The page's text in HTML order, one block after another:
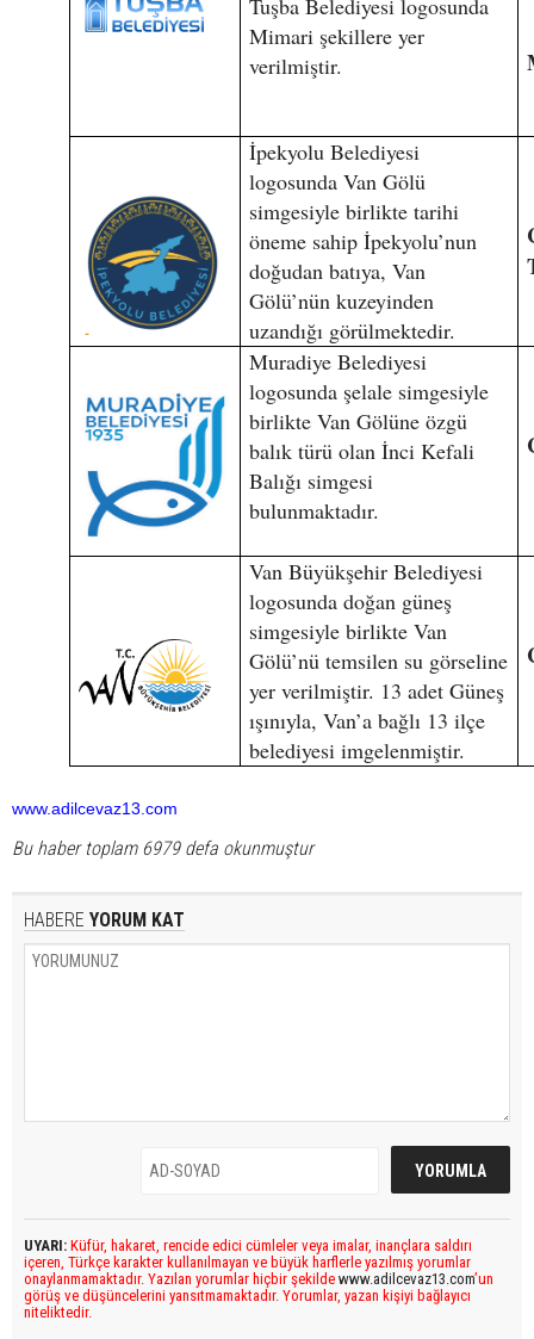
Tuşba Belediyesi logosunda
Mimari şekillere yer
verilmiştir.
İpekyolu Belediyesi
logosunda Van Gölü
simgesiyle birlikte tarihi
öneme sahip İpekyolu’nun
doğudan batıya, Van
Gölü’nün kuzeyinden
uzandığı görülmektedir.
Muradiye Belediyesi
logosunda şelale simgesiyle
birlikte Van Gölüne özgü
balık türü olan İnci Kefali
Balığı simgesi
bulunmaktadır.
Van Büyükşehir Belediyesi
logosunda doğan güneş
simgesiyle birlikte Van
Gölü’nü temsilen su görseline
yer verilmiştir. 13 adet Güneş
ışınıyla, Van’a bağlı 13 ilçe
belediyesi imgelenmiştir.
www.adilcevaz13.com
Bu haber toplam 6979 defa okunmuştur
HABERE YORUM KAT
UYARI: Küfür, hakaret, rencide edici cümleler veya imalar, inançlara saldırı
içeren, Türkçe karakter kullanılmayan ve büyük harflerle yazılmış yorumlar
onaylanmamaktadır. Yazılan yorumlar hiçbir şekilde www.adilcevaz13.com’un
görüş ve düşüncelerini yansıtmamaktadır. Yorumlar, yazan kişiyi bağlayıcı
niteliktedir.